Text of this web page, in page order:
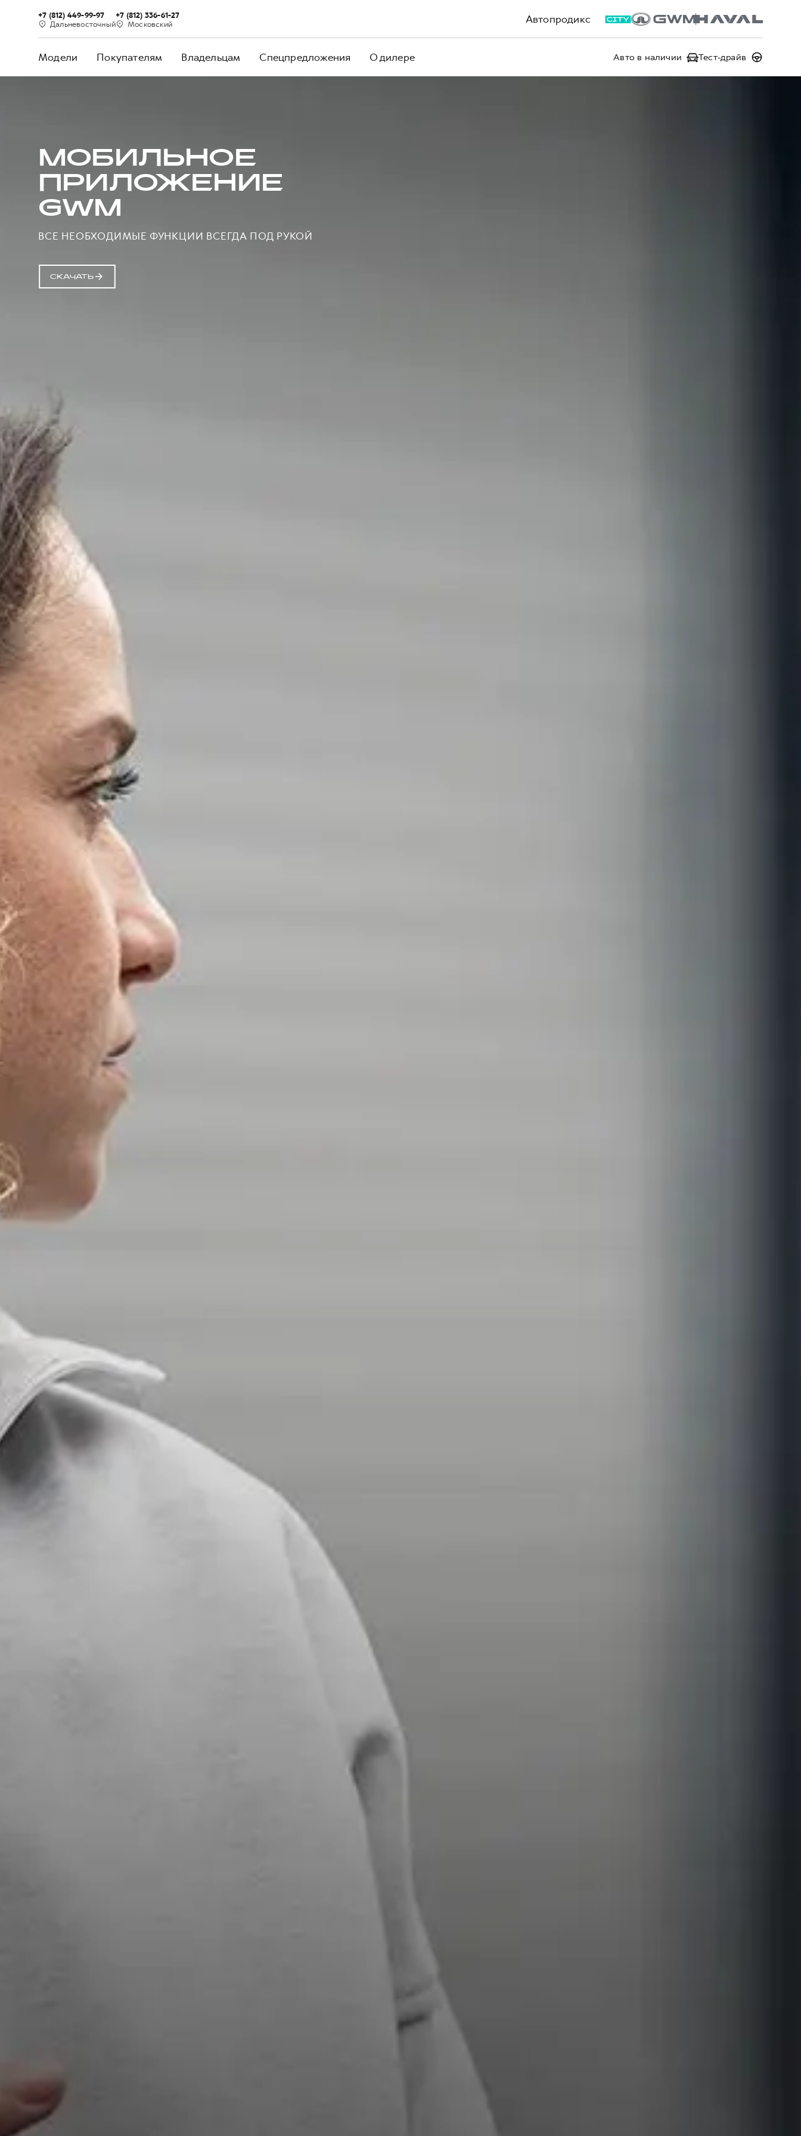
Автопродикс
+7 (812) 449-99-97
Дальневосточный
+7 (812) 336-61-27
Московский
Модели Покупателям Владельцам Спецпредложения О дилере Авто в наличии Тест-драйв
МОБИЛЬНОЕ
ПРИЛОЖЕНИЕ
GWM
ВСЕ НЕОБХОДИМЫЕ ФУНКЦИИ ВСЕГДА ПОД РУКОЙ
СКАЧАТЬ